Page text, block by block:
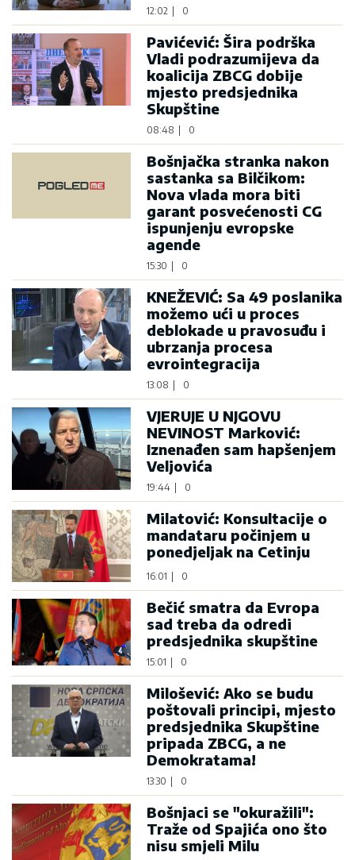
12:02 0
Pavićević: Šira podrška
Vladi podrazumijeva da
koalicija ZBCG dobije
mjesto predsjednika
Skupštine
08:48 0
Bošnjačka stranka nakon
sastanka sa Bilčikom:
Nova vlada mora biti
garant posvećenosti CG
ispunjenju evropske
agende
15:30 0
KNEŽEVIĆ: Sa 49 poslanika
možemo ući u proces
deblokade u pravosuđu i
ubrzanja procesa
evrointegracija
13:08 0
VJERUJE U NJGOVU
NEVINOST Marković:
Iznenađen sam hapšenjem
Veljovića
19:44 0
Milatović: Konsultacije o
mandataru počinjem u
ponedjeljak na Cetinju
16:01 0
Bečić smatra da Evropa
sad treba da odredi
predsjednika skupštine
15:01 0
Milošević: Ako se budu
poštovali principi, mjesto
predsjednika Skupštine
pripada ZBCG, a ne
Demokratama!
13:30 0
Bošnjaci se "okuražili":
Traže od Spajića ono što
nisu smjeli Milu